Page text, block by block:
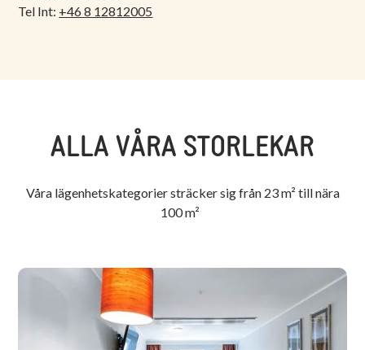
Tel Int: +46 8 12812005
ALLA VÅRA STORLEKAR
Våra lägenhetskategorier sträcker sig från 23 m² till nära
100 m²